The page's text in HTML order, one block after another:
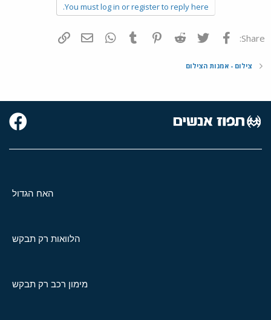
You must log in or register to reply here.
Share: פייסבוק Twitter
Reddit
Pinterest
Tumblr
WhatsAppדואר אלקטרוני
צילום - אמנות הצילום
האח הגדול
הלוואות רק תבקש
מימון רכב רק תבקש